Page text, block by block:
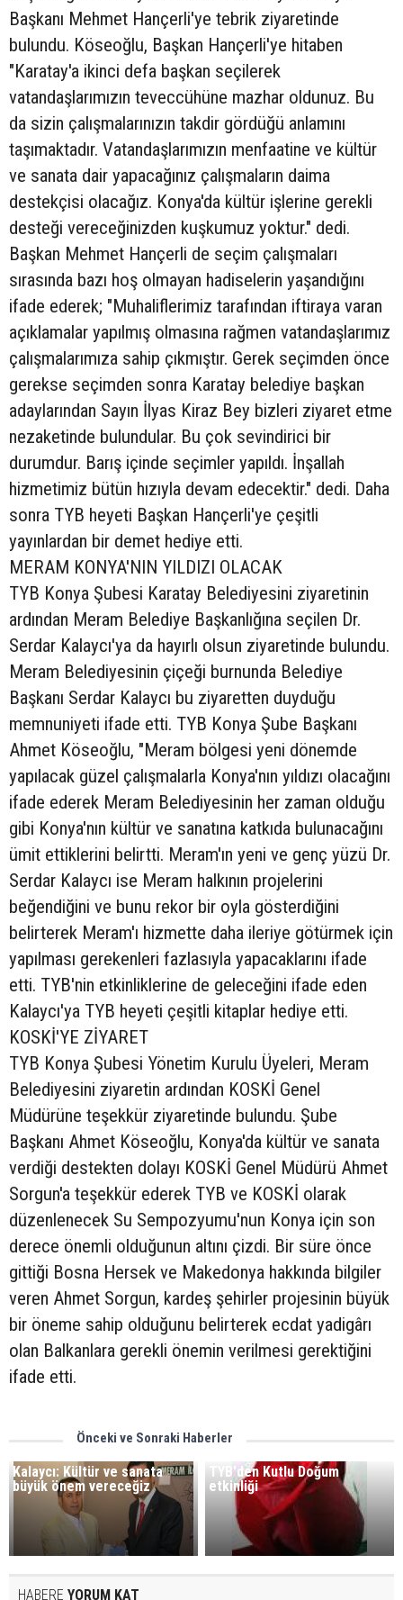
Başkanı Mehmet Hançerli'ye tebrik ziyaretinde
bulundu. Köseoğlu, Başkan Hançerli'ye hitaben
"Karatay'a ikinci defa başkan seçilerek
vatandaşlarımızın teveccühüne mazhar oldunuz. Bu
da sizin çalışmalarınızın takdir gördüğü anlamını
taşımaktadır. Vatandaşlarımızın menfaatine ve kültür
ve sanata dair yapacağınız çalışmaların daima
destekçisi olacağız. Konya'da kültür işlerine gerekli
desteği vereceğinizden kuşkumuz yoktur." dedi.
Başkan Mehmet Hançerli de seçim çalışmaları
sırasında bazı hoş olmayan hadiselerin yaşandığını
ifade ederek; "Muhaliflerimiz tarafından iftiraya varan
açıklamalar yapılmış olmasına rağmen vatandaşlarımız
çalışmalarımıza sahip çıkmıştır. Gerek seçimden önce
gerekse seçimden sonra Karatay belediye başkan
adaylarından Sayın İlyas Kiraz Bey bizleri ziyaret etme
nezaketinde bulundular. Bu çok sevindirici bir
durumdur. Barış içinde seçimler yapıldı. İnşallah
hizmetimiz bütün hızıyla devam edecektir." dedi. Daha
sonra TYB heyeti Başkan Hançerli'ye çeşitli
yayınlardan bir demet hediye etti.
MERAM KONYA'NIN YILDIZI OLACAK
TYB Konya Şubesi Karatay Belediyesini ziyaretinin
ardından Meram Belediye Başkanlığına seçilen Dr.
Serdar Kalaycı'ya da hayırlı olsun ziyaretinde bulundu.
Meram Belediyesinin çiçeği burnunda Belediye
Başkanı Serdar Kalaycı bu ziyaretten duyduğu
memnuniyeti ifade etti. TYB Konya Şube Başkanı
Ahmet Köseoğlu, "Meram bölgesi yeni dönemde
yapılacak güzel çalışmalarla Konya'nın yıldızı olacağını
ifade ederek Meram Belediyesinin her zaman olduğu
gibi Konya'nın kültür ve sanatına katkıda bulunacağını
ümit ettiklerini belirtti. Meram'ın yeni ve genç yüzü Dr.
Serdar Kalaycı ise Meram halkının projelerini
beğendiğini ve bunu rekor bir oyla gösterdiğini
belirterek Meram'ı hizmette daha ileriye götürmek için
yapılması gerekenleri fazlasıyla yapacaklarını ifade
etti. TYB'nin etkinliklerine de geleceğini ifade eden
Kalaycı'ya TYB heyeti çeşitli kitaplar hediye etti.
KOSKİ'YE ZİYARET
TYB Konya Şubesi Yönetim Kurulu Üyeleri, Meram
Belediyesini ziyaretin ardından KOSKİ Genel
Müdürüne teşekkür ziyaretinde bulundu. Şube
Başkanı Ahmet Köseoğlu, Konya'da kültür ve sanata
verdiği destekten dolayı KOSKİ Genel Müdürü Ahmet
Sorgun'a teşekkür ederek TYB ve KOSKİ olarak
düzenlenecek Su Sempozyumu'nun Konya için son
derece önemli olduğunun altını çizdi. Bir süre önce
gittiği Bosna Hersek ve Makedonya hakkında bilgiler
veren Ahmet Sorgun, kardeş şehirler projesinin büyük
bir öneme sahip olduğunu belirterek ecdat yadigârı
olan Balkanlara gerekli önemin verilmesi gerektiğini
ifade etti.
Önceki ve Sonraki Haberler
Kalaycı: Kültür ve sanata
büyük önem vereceğiz
TYB'den Kutlu Doğum
etkinliği
HABERE YORUM KAT